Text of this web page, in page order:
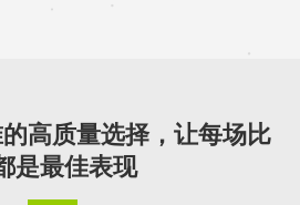
高质量选择，让每场比
是最佳表现